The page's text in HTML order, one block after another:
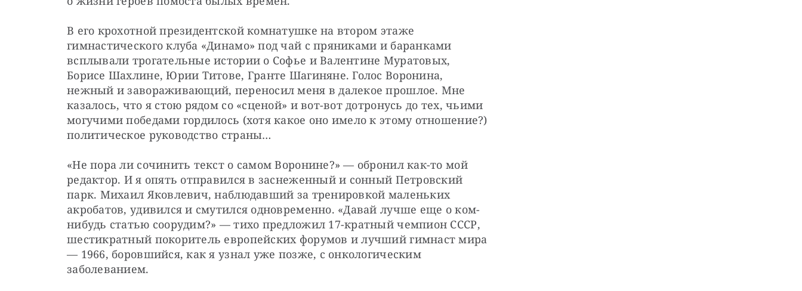
В его крохотной президентской комнатушке на втором этаже
гимнастического клуба «Динамо» под чай с пряниками и баранками
всплывали трогательные истории о Софье и Валентине Муратовых,
Борисе Шахлине, Юрии Титове, Гранте Шагиняне. Голос Воронина,
нежный и завораживающий, переносил меня в далекое прошлое. Мне
казалось, что я стою рядом со «сценой» и вот-вот дотронусь до тех, чьими
могучими победами гордилось (хотя какое оно имело к этому отношение?)
политическое руководство страны…
«Не пора ли сочинить текст о самом Воронине?» — обронил как-то мой
редактор. И я опять отправился в заснеженный и сонный Петровский
парк. Михаил Яковлевич, наблюдавший за тренировкой маленьких
акробатов, удивился и смутился одновременно. «Давай лучше еще о ком-
нибудь статью соорудим?» — тихо предложил 17-кратный чемпион СССР,
шестикратный покоритель европейских форумов и лучший гимнаст мира
— 1966, боровшийся, как я узнал уже позже, с онкологическим
заболеванием.